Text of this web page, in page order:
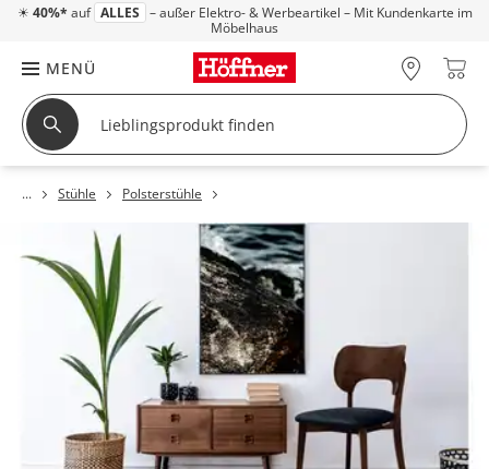
☀ 40%* auf ALLES – außer Elektro- & Werbeartikel – Mit Kundenkarte im
Möbelhaus
MENÜ
Stühle Polsterstühle